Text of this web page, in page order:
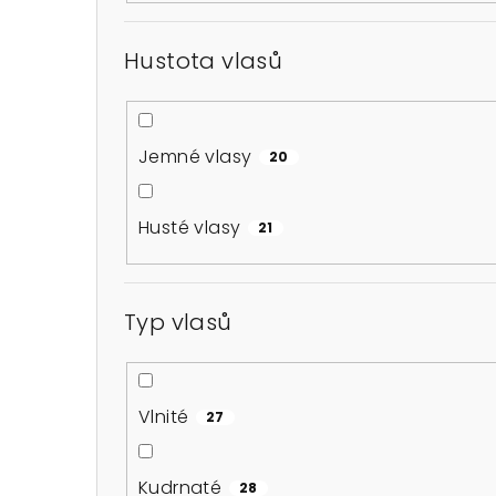
Hustota vlasů
Jemné vlasy 20
Husté vlasy 21
Typ vlasů
Vlnité 27
Kudrnaté 28